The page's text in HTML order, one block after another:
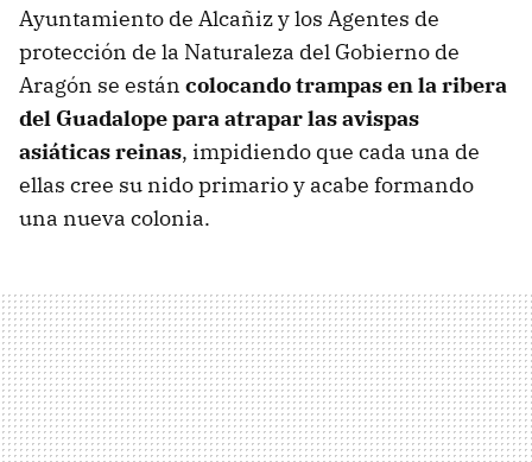
Ayuntamiento de Alcañiz y los Agentes de
protección de la Naturaleza del Gobierno de
Aragón se están colocando trampas en la ribera
del Guadalope para atrapar las avispas
asiáticas reinas, impidiendo que cada una de
ellas cree su nido primario y acabe formando
una nueva colonia.